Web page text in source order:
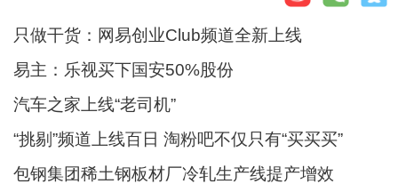
只做干货：网易创业Club频道全新上线
易主：乐视买下国安50%股份
汽车之家上线“老司机”
“挑剔”频道上线百日 淘粉吧不仅只有“买买买”
包钢集团稀土钢板材厂冷轧生产线提产增效